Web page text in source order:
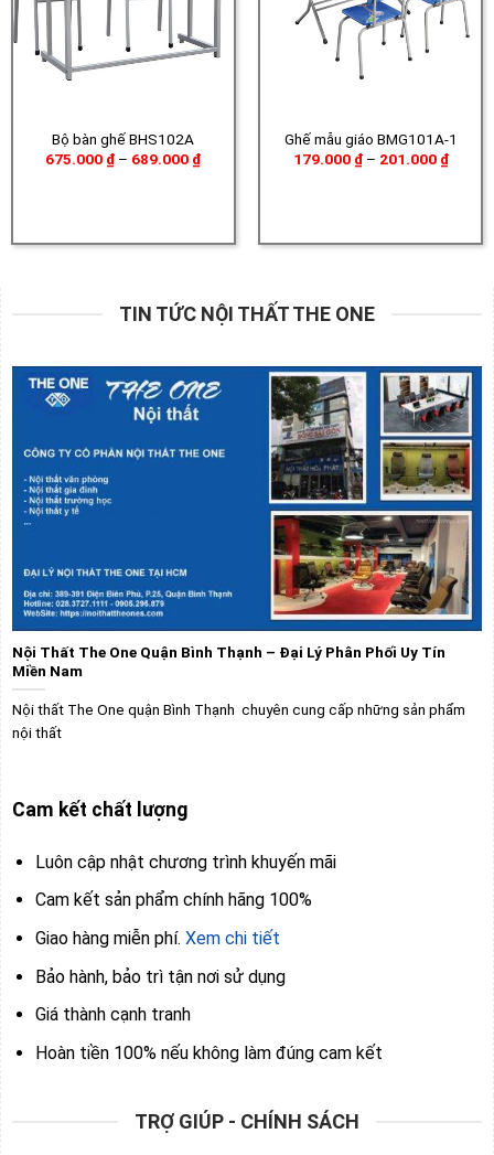
Bộ bàn ghế BHS102A
675.000 ₫ – 689.000 ₫Khoảng
Ghế mẫu giáo BMG101A-1
179.000 ₫ – 201.000 ₫
giá:
TIN TỨC NỘI THẤT THE ONE
Nội Thất The One Quận Bình Thạnh – Đại Lý Phân Phối Uy Tín
Miền Nam
Nội thất The One quận Bình Thạnh chuyên cung cấp những sản phẩm
nội thất
Cam kết chất lượng
Luôn cập nhật chương trình khuyến mãi
Cam kết sản phẩm chính hãng 100%
Giao hàng miễn phí. Xem chi tiết
Bảo hành, bảo trì tận nơi sử dụng
Giá thành cạnh tranh
Hoàn tiền 100% nếu không làm đúng cam kết
TRỢ GIÚP - CHÍNH SÁCH